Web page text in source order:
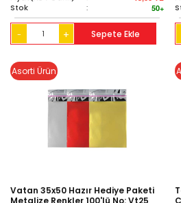
Stok : 50+
- + Sepete Ekle
Asorti Ürün
Vatan 35x50 Hazır Hediye Paketi